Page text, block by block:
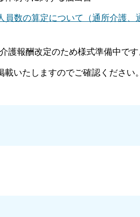
員数の算定について（通所介護
介護報酬改定のため様式準備
いたしますのでご確認ください。